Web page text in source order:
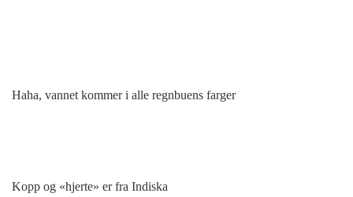
Haha, vannet kommer i alle regnbuens farger
Kopp og «hjerte» er fra Indiska